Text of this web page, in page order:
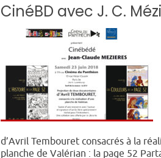
CinéBD avec J. C.
d’Avril Tembouret consacrés à la
planche de Valérian : la page 52